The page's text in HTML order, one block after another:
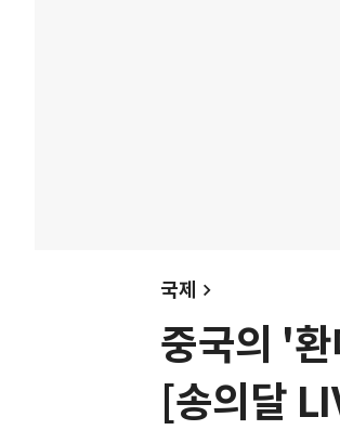
국제
중국의 '
[송의달